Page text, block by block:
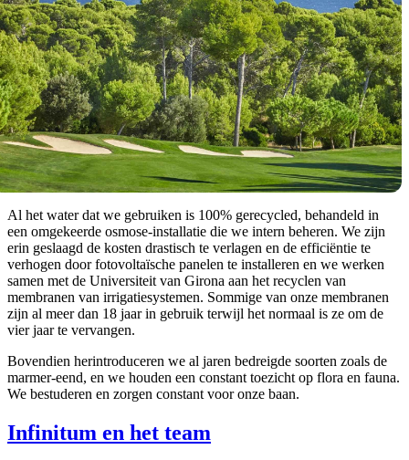
Al het water dat we gebruiken is 100% gerecycled, behandeld in
een omgekeerde osmose-installatie die we intern beheren. We zijn
erin geslaagd de kosten drastisch te verlagen en de efficiëntie te
verhogen door fotovoltaïsche panelen te installeren en we werken
samen met de Universiteit van Girona aan het recyclen van
membranen van irrigatiesystemen. Sommige van onze membranen
zijn al meer dan 18 jaar in gebruik terwijl het normaal is ze om de
vier jaar te vervangen.
Bovendien herintroduceren we al jaren bedreigde soorten zoals de
marmer-eend, en we houden een constant toezicht op flora en fauna.
We bestuderen en zorgen constant voor onze baan.
Infinitum en het team